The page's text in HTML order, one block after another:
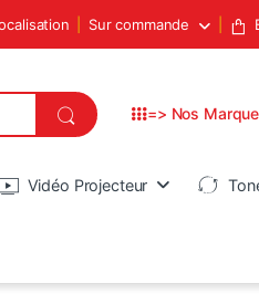
Sur commande
=> Nos
Vidéo Projecteur